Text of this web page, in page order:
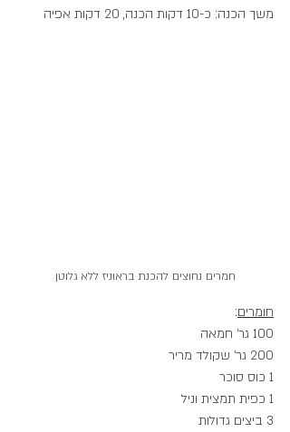
משך הכנה: כ-10 דקות הכנה, 20 דקות אפיה
חמרים נחוצים להכנת בראוניז ללא גלוטן
חומרים:
100 גר' חמאה
200 גר' שקולד מריר
1 כוס סוכר
1 כפית תמצית וניל
3 ביצים גדולות